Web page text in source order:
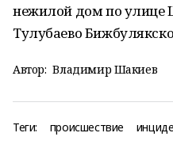
нежилой дом по улице
Тулубаево
Автор: Владимир Шакиев
Теги: происшествие